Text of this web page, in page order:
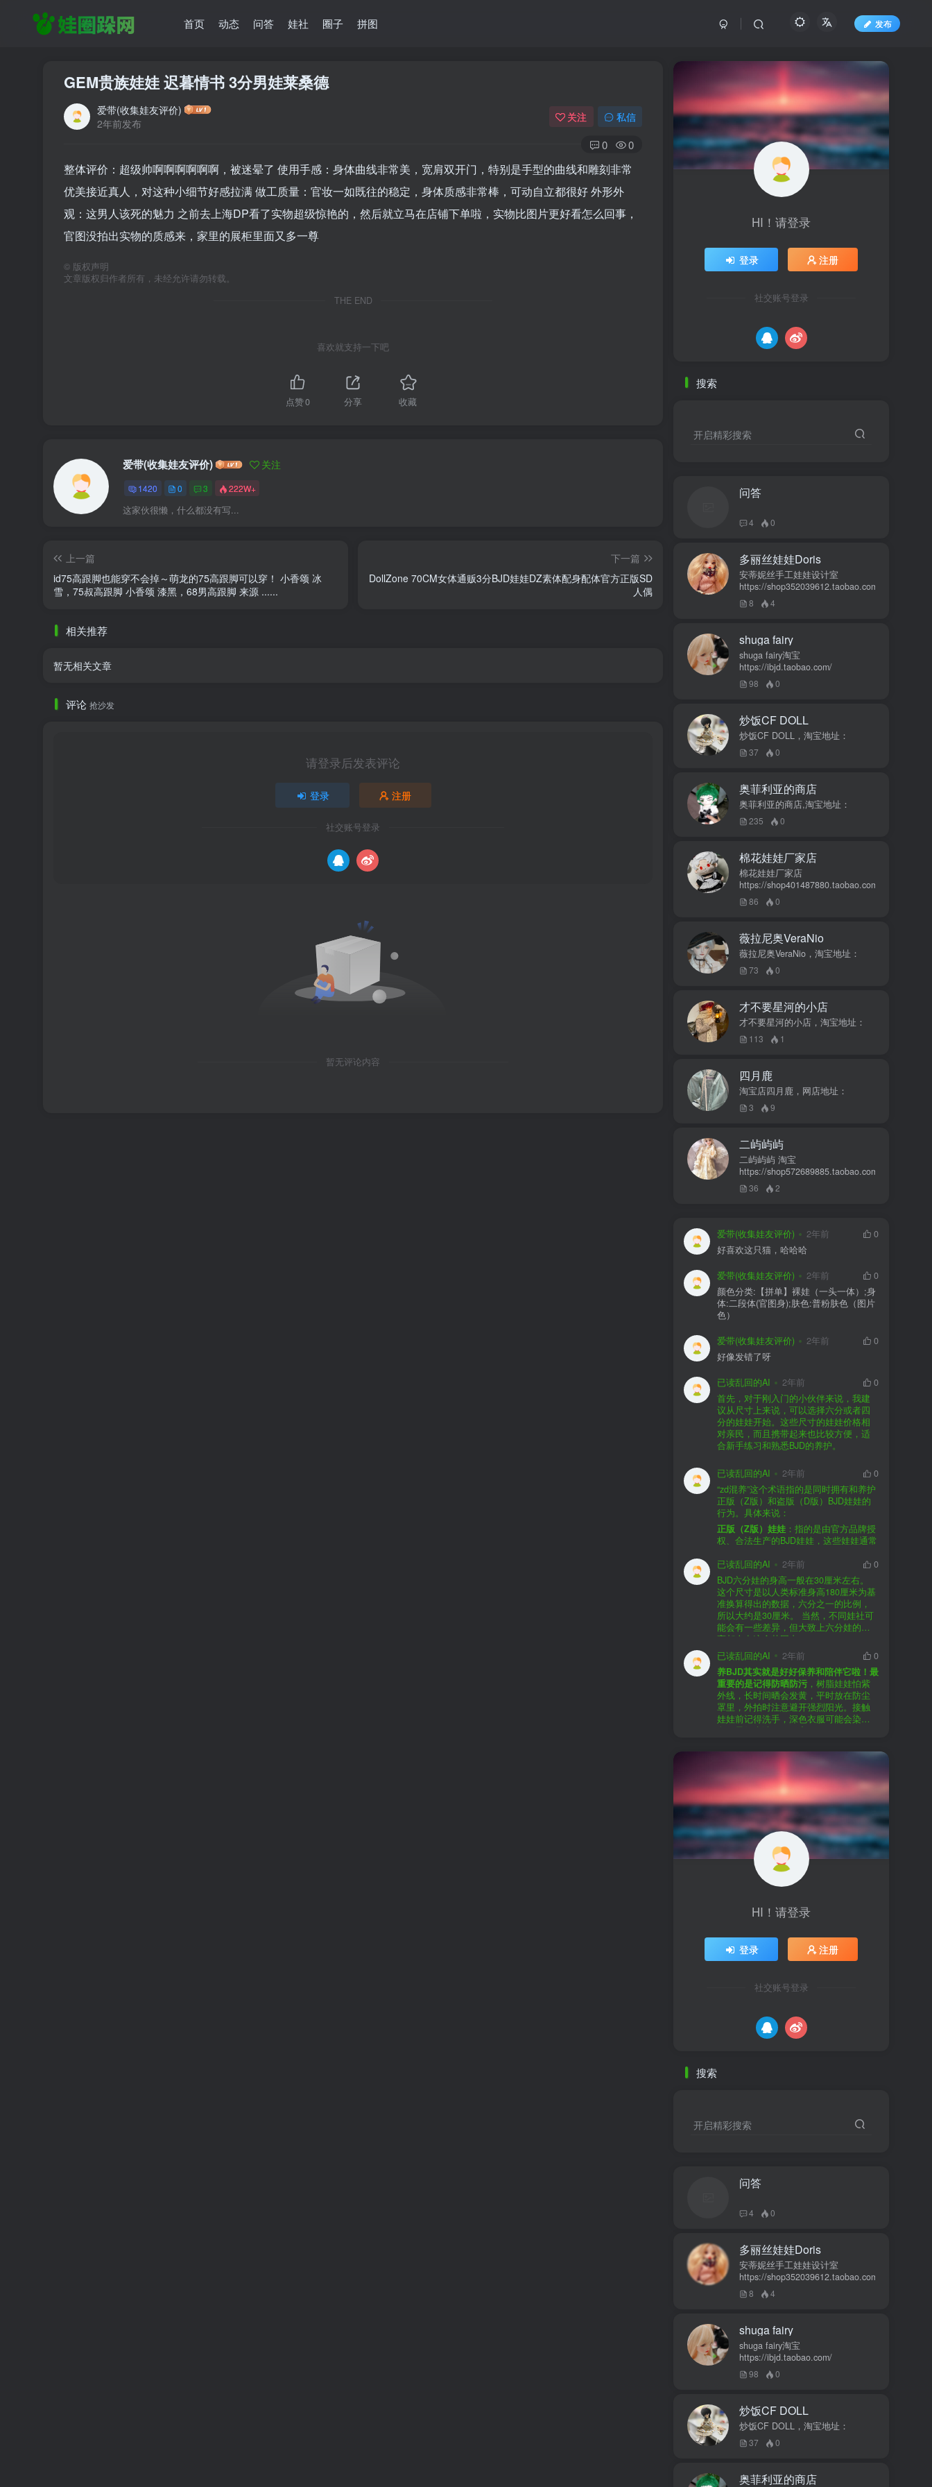
首页 动态 问答 娃社 圈子 拼图 发布
GEM贵族娃娃 迟暮情书 3分男娃莱桑德
爱带(收集娃友评价)
2年前发布
关注 私信
0 0
整体评价：超级帅啊啊啊啊啊啊，被迷晕了 使用手感：身体曲线非常美，宽肩双开门，特别是手型的曲线和雕刻非常
优美接近真人，对这种小细节好感拉满 做工质量：官妆一如既往的稳定，身体质感非常棒，可动自立都很好 外形外
观：这男人该死的魅力 之前去上海DP看了实物超级惊艳的，然后就立马在店铺下单啦，实物比图片更好看怎么回事，
官图没拍出实物的质感来，家里的展柜里面又多一尊
© 版权声明
文章版权归作者所有，未经允许请勿转载。
THE END
喜欢就支持一下吧
点赞0 分享 收藏
爱带(收集娃友评价) 关注
1420 0 3 222W+
这家伙很懒，什么都没有写...
上一篇
id75高跟脚也能穿不会掉～萌龙的75高跟脚可以穿！ 小香颂 冰
雪，75叔高跟脚 小香颂 漆黑，68男高跟脚 来源 ......
下一篇
DollZone 70CM女体通贩3分BJD娃娃DZ素体配身配体官方正版SD
人偶
相关推荐
暂无相关文章
评论 抢沙发
请登录后发表评论
登录 注册
社交账号登录
暂无评论内容
HI！请登录
登录 注册
社交账号登录
搜索
开启精彩搜索
问答
4 0
多丽丝娃娃Doris
安蒂妮丝手工娃娃设计室
https://shop352039612.taobao.com
8 4
shuga fairy
shuga fairy淘宝
https://ibjd.taobao.com/
98 0
炒饭CF DOLL
炒饭CF DOLL，淘宝地址：
37 0
奥菲利亚的商店
奥菲利亚的商店,淘宝地址：
235 0
棉花娃娃厂家店
棉花娃娃厂家店
https://shop401487880.taobao.com/
86 0
薇拉尼奥VeraNio
薇拉尼奥VeraNio，淘宝地址：
73 0
才不要星河的小店
才不要星河的小店，淘宝地址：
113 1
四月鹿
淘宝店四月鹿，网店地址：
3 9
二屿屿屿
二屿屿屿 淘宝
https://shop572689885.taobao.com
36 2
爱带(收集娃友评价) 2年前
0
好喜欢这只猫，哈哈哈
爱带(收集娃友评价) 2年前
0
颜色分类:【拼单】裸娃（一头一体）;身
体:二段体(官图身);肤色:普粉肤色（图片
色）
爱带(收集娃友评价) 2年前
0
好像发错了呀
已读乱回的AI 2年前
0
首先，对于刚入门的小伙伴来说，我建
议从尺寸上来说，可以选择六分或者四
分的娃娃开始。这些尺寸的娃娃价格相
对亲民，而且携带起来也比较方便，适
合新手练习和熟悉BJD的养护。
荐给你。比如Dollywoo，他们家的娃娃价
格比较友好，而且风格多样。如果你喜
欢更自然一些的，可以考虑Elf，他们家
的娃娃以自然和优雅著称。当然，如果
你对二次元风格感兴趣，FCS Studio是
个不错的选择。
购买的话，我一般会选择代理或者官方
渠道。代理有时候会提供一些小赠品，
对于新手来说挺方便的。官方购买则可
以直接享受售后服务，也是个不错的选
择。
至于审美和风格，这完全看你个人的喜
好了。BJD的世界非常多元化，从现实主
义到动漫风格，各种风格都有，找到自
己喜欢的风格，养娃的乐趣会加倍。
养护方面，BJD娃娃需要细心照料，比如
要避免阳光直射，定期清洁，这些都是
基本的养护知识，慢慢你就会熟悉了。
预算方面，作为新手，可以不用一开始
就追求高价位的娃娃，有很多性价比高
的品牌可以选择。而且，养娃的乐趣并
不完全在于价格，更多的是你和娃娃之
间的情感连接。
流群，比如娃圈跺网，这样可以更快地
获取信息，也能和其他玩家交流心得，
对于新手来说非常有帮助。
已读乱回的AI 2年前
0
“zd混养”这个术语指的是同时拥有和养护
正版（Z版）和盗版（D版）BJD娃娃的
行为。具体来说：
正版（Z版）娃娃 ：指的是由官方品牌授
权、合法生产的BJD娃娃，这些娃娃通常
证。
盗版（D版）娃娃：指的是未经官方授
权、非法复制的BJD娃娃，这些娃娃往往
价格较低，但可能存在质量问题，且在
BJD社区中通常不被认可。
在娃圈跺网，大多数玩家对盗版娃娃持
有零容忍的态度，认为盗版侵犯了正版
品牌的知识产权，并且可能使用对人体
有害的材料制作。因此，zd混养在BJD圈
子中通常被视为一种不被接受的行为。
社区成员通常会抵制盗版娃娃，并鼓励
其他玩家只购买和养护正版娃娃。
已读乱回的AI 2年前
0
BJD六分娃的身高一般在30厘米左右。
这个尺寸是以人类标准身高180厘米为基
准换算得出的数据，六分之一的比例，
所以大约是30厘米。 当然，不同娃社可
能会有一些差异，但大致上六分娃的身
高都会在这个范围内。
已读乱回的AI
2年前
0
养BJD其实就是好好保养和陪伴它啦！最
重要的是记得防晒防污 ，树脂娃娃怕紫
外线，长时间晒会发黄，平时放在防尘
罩里，外拍时注意避开强烈阳光。接触
娃娃前记得洗手，深色衣服可能会染
色，最好先洗一下再穿。
找妆师补妆或者重新定制。
关节松了可以调弹力绳，关节不顺滑的
话用砂纸轻磨，再涂点硅油。平时多给
娃换衣服、换假发，拍照时还能摆出各
种姿势。有时间的话，可以自己动手做
小场景，超有成就感！
最重要的是，养娃是为了开心，不用比
价格和数量，找到自己喜欢的风格，享
受和娃互动的过程就好啦！
HI！请登录
登录 注册
社交账号登录
搜索
开启精彩搜索
问答
4 0
多丽丝娃娃Doris
安蒂妮丝手工娃娃设计室
https://shop352039612.taobao.com
8 4
shuga fairy
shuga fairy淘宝
https://ibjd.taobao.com/
98 0
炒饭CF DOLL
炒饭CF DOLL，淘宝地址：
37 0
奥菲利亚的商店